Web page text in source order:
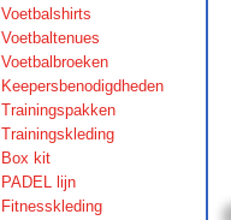
Voetbalshirts
Voetbaltenues
Voetbalbroeken
Keepersbenodigdheden
Trainingspakken
Trainingskleding
Box kit
PADEL lijn
Fitnesskleding